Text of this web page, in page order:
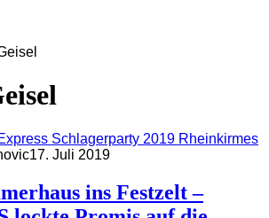
17. Juli 2019
ins Festzelt –